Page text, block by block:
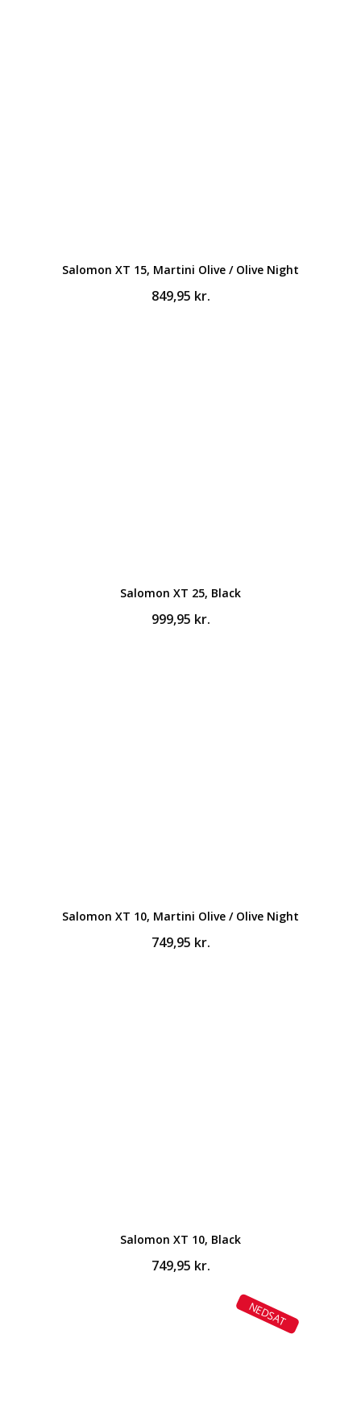
Salomon XT 15, Martini Olive / Olive Night
849,95 kr.
Salomon XT 25, Black
999,95 kr.
Salomon XT 10, Martini Olive / Olive Night
749,95 kr.
Salomon XT 10, Black
749,95 kr.
NEDSAT